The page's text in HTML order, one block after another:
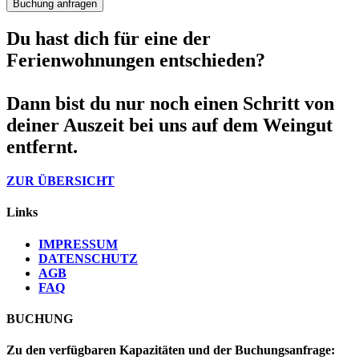
Buchung anfragen
Du hast dich für eine der
Ferienwohnungen entschieden?
Dann bist du nur noch einen Schritt von
deiner Auszeit bei uns auf dem Weingut
entfernt.
ZUR ÜBERSICHT
Links
IMPRESSUM
DATENSCHUTZ
AGB
FAQ
BUCHUNG
Zu den verfügbaren Kapazitäten und der Buchungsanfrage: